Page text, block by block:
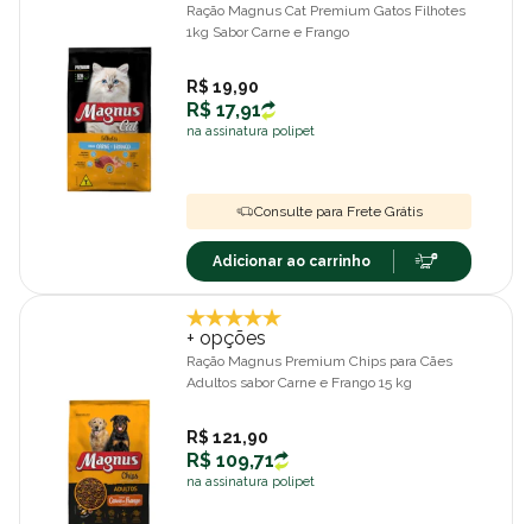
Ração Magnus Cat Premium Gatos Filhotes
1kg Sabor Carne e Frango
R$ 19,90
R$ 17,91
na assinatura polipet
Consulte para Frete Grátis
Adicionar ao carrinho
+ opções
Ração Magnus Premium Chips para Cães
Adultos sabor Carne e Frango 15 kg
R$ 121,90
R$ 109,71
na assinatura polipet